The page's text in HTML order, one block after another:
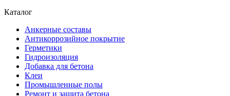
Каталог
Анкерные составы
Антикоррозийное покрытие
Герметики
Гидроизоляция
Добавка для бетона
Клеи
Промышленные полы
Ремонт и защита бетона